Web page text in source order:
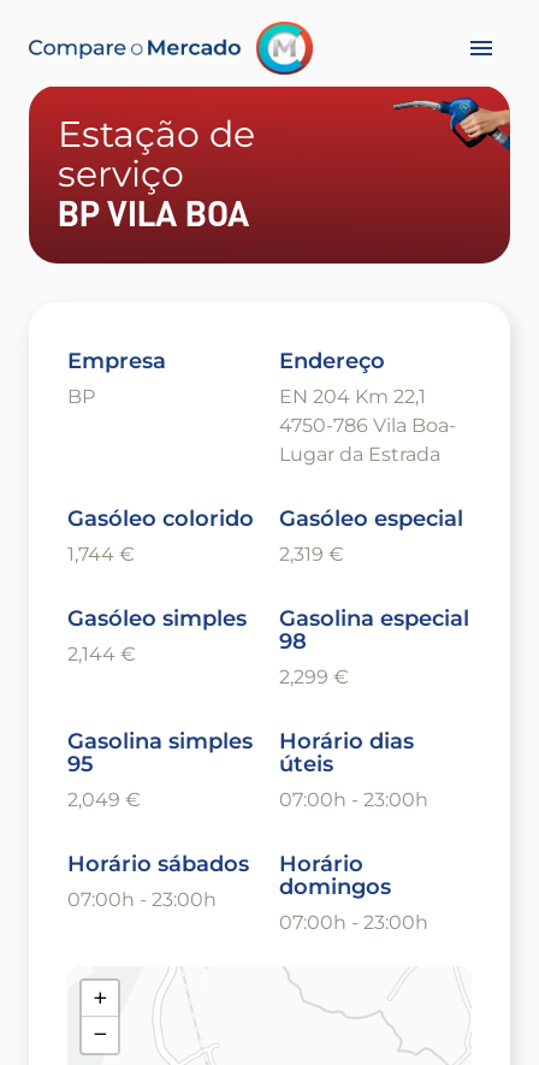
Estação de
serviço
BP VILA BOA
Empresa
BP
Endereço
EN 204 Km 22,1
4750-786 Vila Boa-
Lugar da Estrada
Gasóleo colorido
1,744 €
Gasóleo especial
2,319 €
Gasóleo simples
2,144 €
Gasolina especial
98
2,299 €
Gasolina simples
95
2,049 €
Horário dias
úteis
07:00h - 23:00h
Horário sábados
07:00h - 23:00h
Horário
domingos
07:00h - 23:00h
+
−